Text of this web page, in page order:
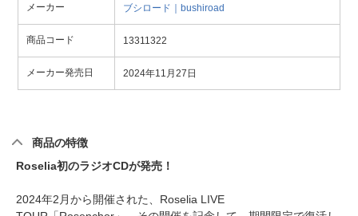
メーカー ブシロード｜bushiroad
商品コード 13311322
メーカー発売日 2024年11月27日
商品の特徴
Roselia初のラジオCDが発売！
2024年2月から開催された、Roselia LIVE